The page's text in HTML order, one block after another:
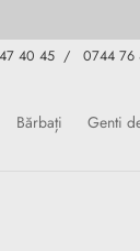
47 40 45 / 0744 76
Bărbați Genti